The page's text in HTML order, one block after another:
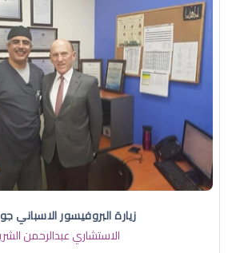
زيارة البروفيسور الاسباني
الاستشاري عبدالرحمن